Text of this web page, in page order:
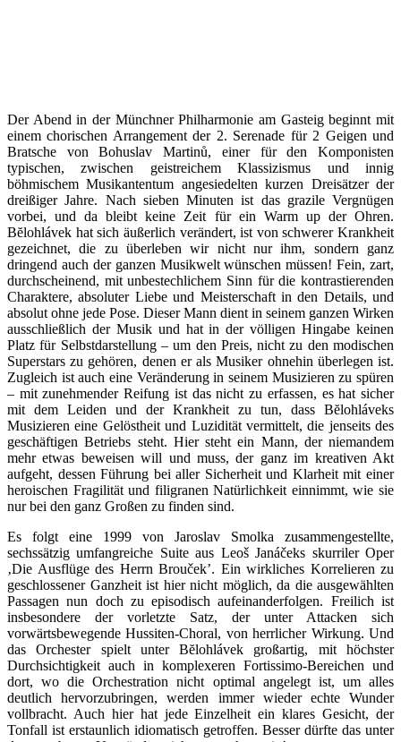
Der Abend in der Münchner Philharmonie am Gasteig beginnt mit
einem chorischen Arrangement der 2. Serenade für 2 Geigen und
Bratsche von Bohuslav Martinů, einer für den Komponisten
typischen, zwischen geistreichem Klassizismus und innig
böhmischem Musikantentum angesiedelten kurzen Dreisätzer der
dreißiger Jahre. Nach sieben Minuten ist das grazile Vergnügen
vorbei, und da bleibt keine Zeit für ein Warm up der Ohren.
Bĕlohlávek hat sich äußerlich verändert, ist von schwerer Krankheit
gezeichnet, die zu überleben wir nicht nur ihm, sondern ganz
dringend auch der ganzen Musikwelt wünschen müssen! Fein, zart,
durchscheinend, mit unbestechlichem Sinn für die kontrastierenden
Charaktere, absoluter Liebe und Meisterschaft in den Details, und
absolut ohne jede Pose. Dieser Mann dient in seinem ganzen Wirken
ausschließlich der Musik und hat in der völligen Hingabe keinen
Platz für Selbstdarstellung – um den Preis, nicht zu den modischen
Superstars zu gehören, denen er als Musiker ohnehin überlegen ist.
Zugleich ist auch eine Veränderung in seinem Musizieren zu spüren
– mit zunehmender Reifung ist das nicht zu erfassen, es hat sicher
mit dem Leiden und der Krankheit zu tun, dass Bĕlohláveks
Musizieren eine Gelöstheit und Luzidität vermittelt, die jenseits des
geschäftigen Betriebs steht. Hier steht ein Mann, der niemandem
mehr etwas beweisen will und muss, der ganz im kreativen Akt
aufgeht, dessen Führung bei aller Sicherheit und Klarheit mit einer
heroischen Fragilität und filigranen Natürlichkeit einnimmt, wie sie
nur bei den ganz Großen zu finden sind.
Es folgt eine 1999 von Jaroslav Smolka zusammengestellte,
sechssätzig umfangreiche Suite aus Leoš Janáčeks skurriler Oper
‚Die Ausflüge des Herrn Brouček’. Ein wirkliches Korrelieren zu
geschlossener Ganzheit ist hier nicht möglich, da die ausgewählten
Passagen nun doch zu episodisch aufeinanderfolgen. Freilich ist
insbesondere der vorletzte Satz, der unter Attacken sich
vorwärtsbewegende Hussiten-Choral, von herrlicher Wirkung. Und
das Orchester spielt unter Bĕlohlávek großartig, mit höchster
Durchsichtigkeit auch in komplexeren Fortissimo-Bereichen und
dort, wo die Orchestration nicht optimal angelegt ist, um alles
deutlich hervorzubringen, werden immer wieder echte Wunder
vollbracht. Auch hier hat jede Einzelheit ein klares Gesicht, der
Tonfall ist erstaunlich idiomatisch getroffen. Besser dürfte das unter